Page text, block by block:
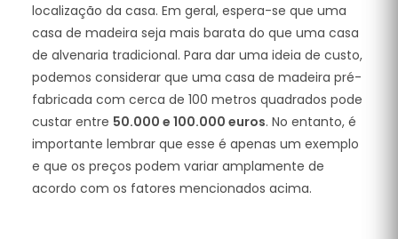
localização da casa. Em geral, espera-se que uma
casa de madeira seja mais barata do que uma casa
de alvenaria tradicional. Para dar uma ideia de custo,
podemos considerar que uma casa de madeira pré-
fabricada com cerca de 100 metros quadrados pode
custar entre 50.000 e 100.000 euros. No entanto, é
importante lembrar que esse é apenas um exemplo
e que os preços podem variar amplamente de
acordo com os fatores mencionados acima.